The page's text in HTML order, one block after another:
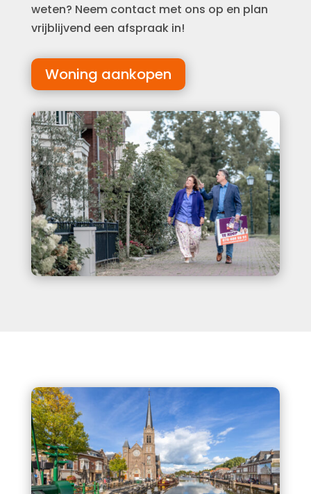
weten? Neem contact met ons op en plan
vrijblijvend een afspraak in!
Woning aankopen